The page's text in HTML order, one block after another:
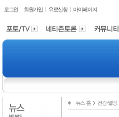
로그인 회원가입 유료신청 마이페이지
뉴스 홈 건강/웰빙